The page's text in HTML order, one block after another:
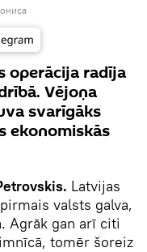
operācija radīja
Vējoņa
svarīgāks
ekonomiskās
Latvijas
valsts galva,
Agrāk gan arī citi
tomēr šoreiz